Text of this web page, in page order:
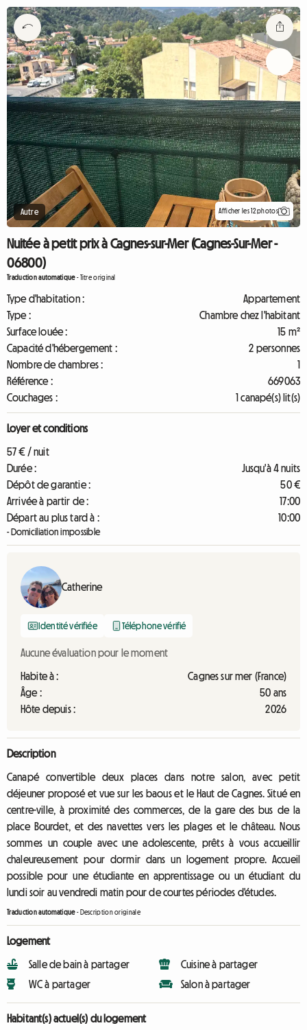
Autre Afficher les 12 photos
Nuitée à petit prix à Cagnes-sur-Mer (Cagnes-Sur-Mer -
06800)
Traduction automatique-Titre original
Type d'habitation :
Appartement
Type :
Chambre chez l'habitant
Surface louée :
15 m²
Capacité d'hébergement :
2 personnes
Nombre de chambres :
1
Référence :
669063
Couchages :
1 canapé(s) lit(s)
Loyer et conditions
57 € / nuit
Durée :
Jusqu'à 4 nuits
Dépôt de garantie :
50 €
Arrivée à partir de :
17:00
Départ au plus tard à :
10:00
- Domiciliation impossible
Catherine
Identité vérifiée Téléphone vérifié
Aucune évaluation pour le moment
Habite à :
Cagnes sur mer (France)
Âge :
50 ans
Hôte depuis :
2026
Description
Canapé convertible deux places dans notre salon, avec petit
déjeuner proposé et vue sur les baous et le Haut de Cagnes. Situé en
centre-ville, à proximité des commerces, de la gare des bus de la
place Bourdet, et des navettes vers les plages et le château. Nous
sommes un couple avec une adolescente, prêts à vous accueillir
chaleureusement pour dormir dans un logement propre. Accueil
possible pour une étudiante en apprentissage ou un étudiant du
lundi soir au vendredi matin pour de courtes périodes d'études.
Traduction automatique- Description originale
Logement
Salle de bain à partager
WC à partager
Cuisine à partager
Salon à partager
Habitant(s) actuel(s) du logement